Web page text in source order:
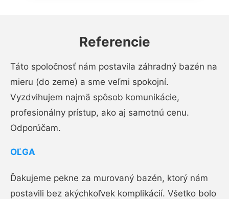
Referencie
Táto spoločnosť nám postavila záhradný bazén na
mieru (do zeme) a sme veľmi spokojní.
Vyzdvihujem najmä spôsob komunikácie,
profesionálny prístup, ako aj samotnú cenu.
Odporúčam.
OĽGA
Ďakujeme pekne za murovaný bazén, ktorý nám
postavili bez akýchkoľvek komplikácií. Všetko bolo